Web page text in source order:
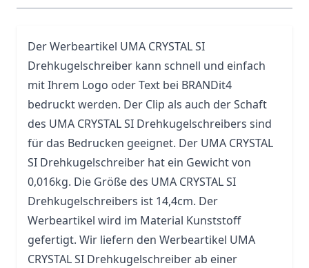
Der Werbeartikel UMA CRYSTAL SI
Drehkugelschreiber kann schnell und einfach
mit Ihrem Logo oder Text bei BRANDit4
bedruckt werden. Der Clip als auch der Schaft
des UMA CRYSTAL SI Drehkugelschreibers sind
für das Bedrucken geeignet. Der UMA CRYSTAL
SI Drehkugelschreiber hat ein Gewicht von
0,016kg. Die Größe des UMA CRYSTAL SI
Drehkugelschreibers ist 14,4cm. Der
Werbeartikel wird im Material Kunststoff
gefertigt. Wir liefern den Werbeartikel UMA
CRYSTAL SI Drehkugelschreiber ab einer